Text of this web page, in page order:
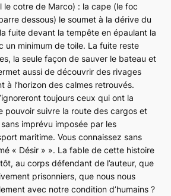
le cotre de Marco) : la cape (le foc
dessous) le soumet à la dérive du
fuite devant la tempête en épaulant la
un minimum de toile. La fuite reste
la seule façon de sauver le bateau et
aussi de découvrir des rivages
à l’horizon des calmes retrouvés.
toujours ceux qui ont la
pouvoir suivre la route des cargos et
imprévu imposée par les
maritime. Vous connaissez sans
« Désir » ». La fable de cette histoire
au corps défendant de l’auteur, que
prisonniers, que nous nous
avec notre condition d’humains ?